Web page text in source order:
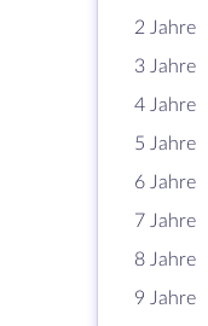
2 Jahre
3 Jahre
4 Jahre
5 Jahre
6 Jahre
7 Jahre
8 Jahre
9 Jahre